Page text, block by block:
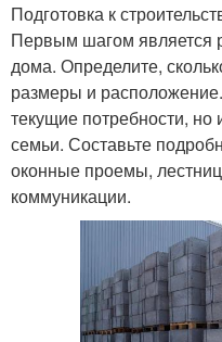
Подготовка к
Первым шагом является
дома. Определите,
размеры и
текущие потребности,
семьи. Составьте
оконные проемы,
коммуникации.